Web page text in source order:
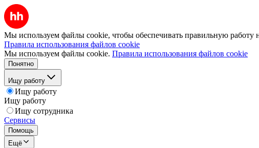
Мы используем файлы cookie, чтобы обеспечивать правильную работу
Правила использования файлов cookie
Мы используем файлы cookie. Правила использования файлов cookie
Понятно
Ищу работу
Ищу работу
Ищу работу
Ищу сотрудника
Сервисы
Помощь
Ещё